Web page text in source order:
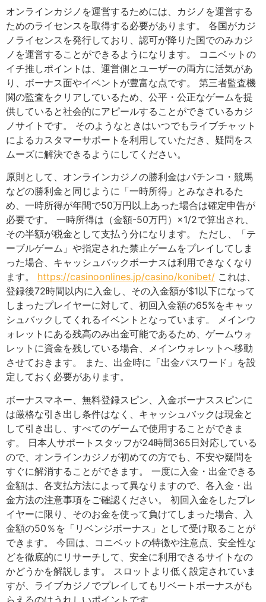
オンラインカジノを運営するためには、カジノを運営する
ためのライセンスを取得する必要があります。 各国がカジ
ノライセンスを発行しており、認可が降りた国でのみカジ
ノを運営することができるようになります。 コニベットの
イチ推しポイントは、運営側とユーザーの両方に活気があ
り、ボーナス面やイベントが豊富な点です。 第三者監査機
関の監査をクリアしているため、公平・公正なゲームを提
供していると社会的にアピールすることができているカジ
ノサイトです。 そのようなときはいつでもライブチャット
によるカスタマーサポートを利用していただき、疑問をス
ムーズに解決できるようにしてください。
原則として、オンラインカジノの勝利金はパチンコ・競馬
などの勝利金と同じように「一時所得」とみなされるた
め、一時所得が年間で50万円以上あった場合は確定申告が
必要です。 一時所得は（金額-50万円）×1/2で算出され、
その半額が税金として支払う分になります。 ただし、「テ
ーブルゲーム」や指定された禁止ゲームをプレイしてしま
った場合、キャッシュバックボーナスは利用できなくなり
ます。 https://casinoonlines.jp/casino/konibet/ これは、
登録後72時間以内に入金し、その入金額が$1以下になって
しまったプレイヤーに対して、初回入金額の65%をキャッ
シュバックしてくれるイベントとなっています。 メインウ
ォレットにある残高のみ出金可能であるため、ゲームウォ
レットに資金を残している場合、メインウォレットへ移動
させておきます。 また、出金時に「出金パスワード」を設
定しておく必要があります。
ボーナスマネー、無料登録スピン、入金ボーナススピンに
は厳格な引き出し条件はなく、キャッシュバックは現金と
して引き出し、すべてのゲームで使用することができま
す。 日本人サポートスタッフが24時間365日対応している
ので、オンラインカジノが初めての方でも、不安や疑問を
すぐに解消することができます。 一度に入金・出金できる
金額は、各支払方法によって異なりますので、各入金・出
金方法の注意事項をご確認ください。 初回入金をしたプレ
イヤーに限り、そのお金を使って負けてしまった場合、入
金額の50％を「リベンジボーナス」として受け取ることが
できます。 今回は、コニベットの特徴や注意点、安全性な
どを徹底的にリサーチして、安全に利用できるサイトなの
かどうかを解説します。 スロットより低く設定されていま
すが、ライブカジノでプレイしてもリベートボーナスがも
らえるのはうれしいポイントです。